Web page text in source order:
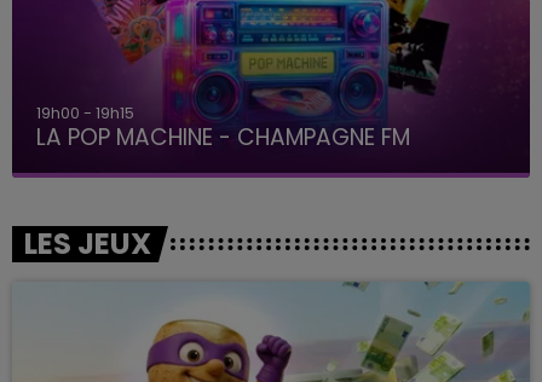
19h15 - 20h00
LA RADIO POP
LES JEUX